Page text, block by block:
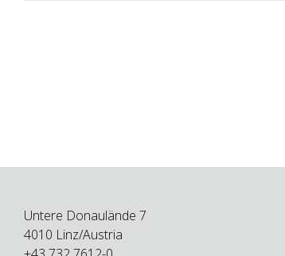
Untere Donaulände 7
4010 Linz/Austria